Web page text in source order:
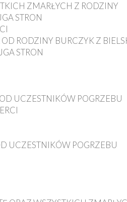
ZMARŁYCH Z RODZINY
STRON
RODZINY BURCZYK Z
STRON
UCZESTNIKÓW POGRZEBU
UCZESTNIKÓW POGRZEBU